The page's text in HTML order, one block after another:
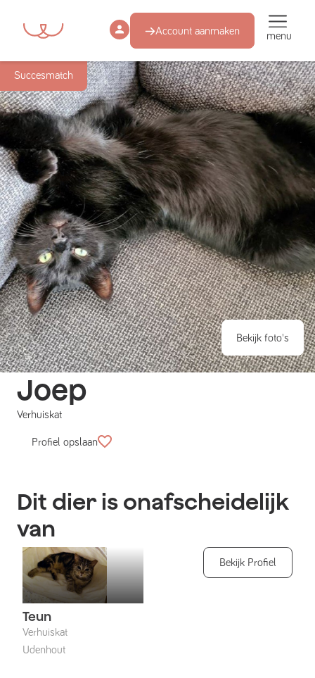
Account aanmaken menu
Succesmatch
Bekijk foto's
Joep
Verhuiskat
Profiel opslaan
Dit dier is onafscheidelijk
van
Teun
Verhuiskat
Udenhout
Bekijk Profiel